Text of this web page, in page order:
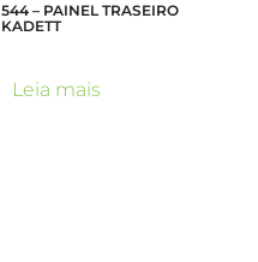
544 – PAINEL TRASEIRO
KADETT
Leia mais